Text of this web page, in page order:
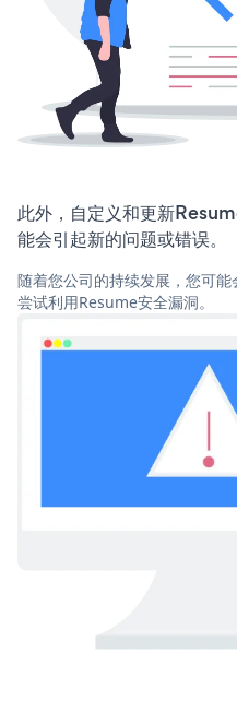
此外，自定义和更新
能会引起新的问题或错误。
随着您公司的持续发展，您可
尝试利用Resume安全漏洞。